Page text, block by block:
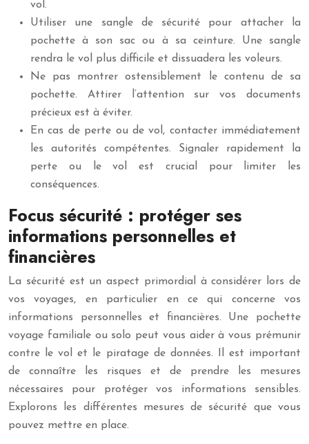
vol.
Utiliser une sangle de sécurité pour attacher la
pochette à son sac ou à sa ceinture. Une sangle
rendra le vol plus difficile et dissuadera les voleurs.
Ne pas montrer ostensiblement le contenu de sa
pochette. Attirer l’attention sur vos documents
précieux est à éviter.
En cas de perte ou de vol, contacter immédiatement
les autorités compétentes. Signaler rapidement la
perte ou le vol est crucial pour limiter les
conséquences.
Focus sécurité : protéger ses
informations personnelles et
financières
La sécurité est un aspect primordial à considérer lors de
vos voyages, en particulier en ce qui concerne vos
informations personnelles et financières. Une pochette
voyage familiale ou solo peut vous aider à vous prémunir
contre le vol et le piratage de données. Il est important
de connaître les risques et de prendre les mesures
nécessaires pour protéger vos informations sensibles.
Explorons les différentes mesures de sécurité que vous
pouvez mettre en place.